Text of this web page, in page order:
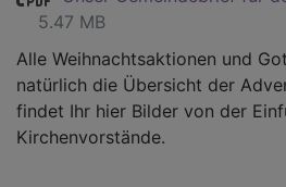
5.47 MB
Alle Weihnachtsaktionen und
natürlich die Übersicht der
findet Ihr hier Bilder von der
Kirchenvorstände.